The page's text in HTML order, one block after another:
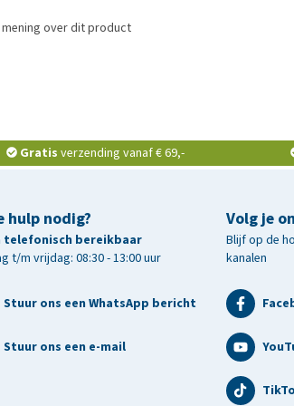
over dit product
Gratis verzending vanaf € 69,-
hulp nodig?
telefonisch bereikbaar
t/m vrijdag: 08:30 - 13:00 uur
Stuur ons een WhatsApp bericht
Stuur ons een e-mail
Volg je
Blijf op de
kanalen